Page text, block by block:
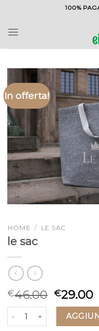
contenuti
100%
In offerta!
HOME / LE SAC
le sac
€46.00 €29.00
le sac quantità